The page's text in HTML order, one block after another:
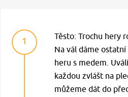
1
Těsto: Trochu hery
Na vál dáme
heru s medem.
každou zvlášt na
můžeme dát do